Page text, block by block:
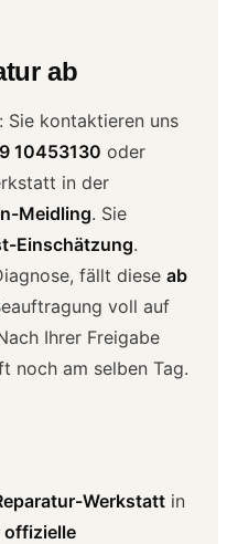
ab
kontaktieren uns
10453130 oder
in der
Meidling. Sie
Einschätzung.
fällt diese ab
voll auf
Ihrer Freigabe
noch am selben Tag.
Werkstatt in
offizielle